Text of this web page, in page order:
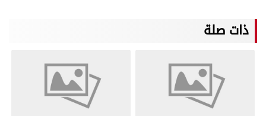
ذات صلة